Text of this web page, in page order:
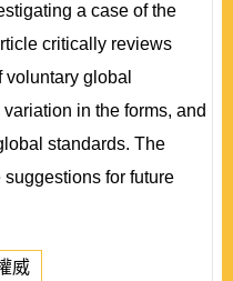
a case of the
critically reviews
global
in the forms, and
standards. The
for future
威